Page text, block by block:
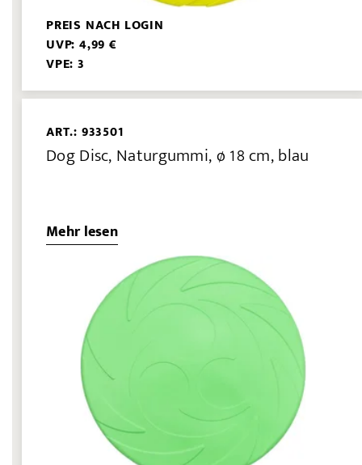
PREIS NACH LOGIN
UVP: 4,99 €
VPE: 3
ART.: 933501
Dog Disc, Naturgummi, ø 18 cm, blau
Mehr lesen